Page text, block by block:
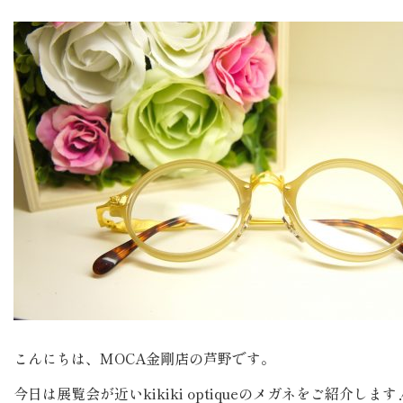
こんにちは、MOCA金剛店の芦野です。
今日は展覧会が近いkikiki optiqueのメガネをご紹介します